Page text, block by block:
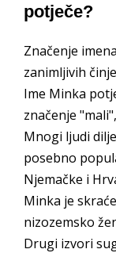
potječe?
Značenje
zanimljivih
Ime Minka
značenje
Mnogi ljudi
posebno
Njemačke i
Minka je
nizozemsko
Drugi izvori